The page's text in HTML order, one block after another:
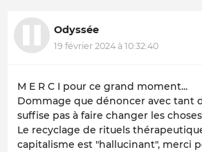
Odyssée
19 février 2024 à 10:32:40
M E R C I pour ce grand moment...
Dommage que dénoncer avec tant
suffise pas à faire changer les
Le recyclage de rituels
capitalisme est "hallucinant", merci